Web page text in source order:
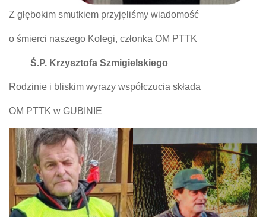
Z głębokim smutkiem przyjęliśmy wiadomość
o śmierci naszego Kolegi, członka OM PTTK
Ś.P. Krzysztofa Szmigielskiego
Rodzinie i bliskim wyrazy współczucia składa
OM PTTK w GUBINIE